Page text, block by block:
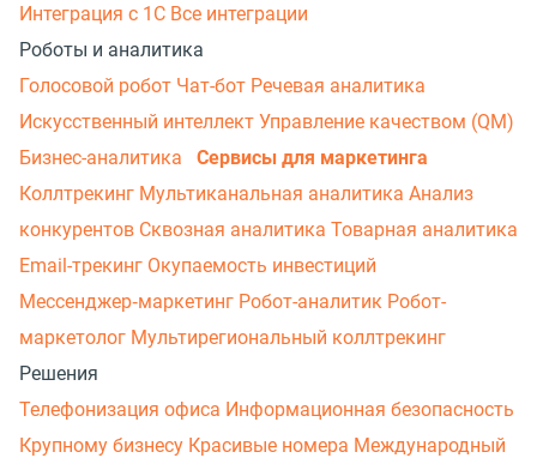
Интеграция с 1С Все интеграции
Роботы и аналитика
Голосовой робот Чат-бот Речевая аналитика
Искусственный интеллект Управление качеством (QM)
Бизнес-аналитика
Сервисы для маркетинга
Коллтрекинг Мультиканальная аналитика Анализ
конкурентов Сквозная аналитика Товарная аналитика
Email-трекинг Окупаемость инвестиций
Мессенджер‑маркетинг Робот-аналитик Робот-
маркетолог Мультирегиональный коллтрекинг
Решения
Телефонизация офиса Информационная безопасность
Крупному бизнесу Красивые номера Международный